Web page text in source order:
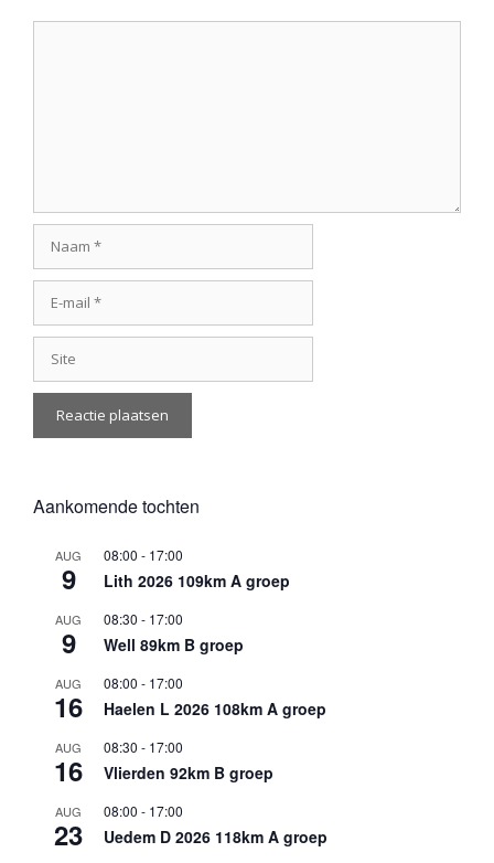
mail
Aankomende tochten
AUG
9
08:00 - 17:00
Lith 2026 109km A groep
AUG
9
08:30 - 17:00
Well 89km B groep
AUG
16
08:00 - 17:00
Haelen L 2026 108km A groep
AUG
16
08:30 - 17:00
Vlierden 92km B groep
AUG
23
08:00 - 17:00
Uedem D 2026 118km A groep